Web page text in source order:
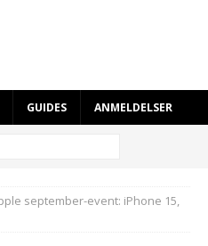
GUIDES ANMELDELSER
september-event: iPhone 15,